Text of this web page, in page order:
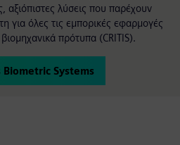
λύσεις που παρέχουν
για όλες τις εμπορικές εφαρμογές
πρότυπα (CRITIS).
Systems